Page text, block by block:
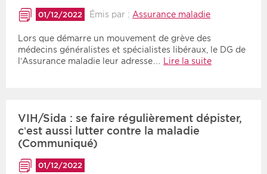
01/12/2022 Émis par : Assurance maladie
Lors que démarre un mouvement de grève des
médecins généralistes et spécialistes libéraux, le DG de
l’Assurance maladie leur adresse… Lire la suite
VIH/Sida : se faire régulièrement dépister,
c’est aussi lutter contre la maladie
(Communiqué)
01/12/2022